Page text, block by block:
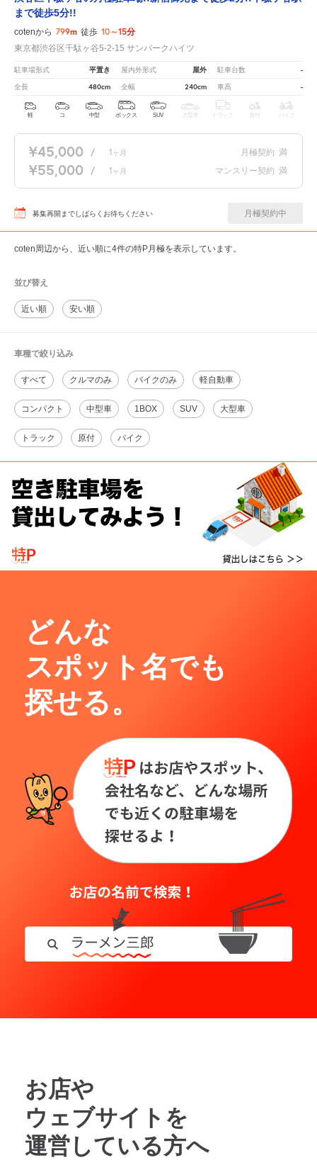
まで徒歩5分!!
cotenから 799m 徒歩 10～15分
東京都渋谷区千駄ヶ谷5-2-15 サンパークハイツ
駐車場形式 平置き 屋内外形式 屋外 駐車台数 -
全長 480cm 全幅 240cm 車高 -
軽 コ 中型 ボックス SUV 大型車 トラック 原付 バイク
¥45,000 / 1 ヶ月 月極契約 満
¥55,000 / 1 ヶ月 マンスリー契約 満
募集再開までしばらくお待ちください 月極契約中
coten周辺から、近い順に4件の特P月極を表示しています。
並び替え
近い順 安い順
車種で絞り込み
すべて クルマのみ バイクのみ 軽自動車
コンパクト 中型車 1BOX SUV 大型車
トラック 原付 バイク
どんな
スポット名でも
探せる。
お店や
ウェブサイトを
運営している方へ